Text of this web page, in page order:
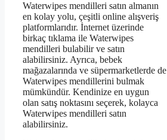
Waterwipes mendilleri satın almanın
en kolay yolu, çeşitli online alışveriş
platformlarıdır. İnternet üzerinde
birkaç tıklama ile Waterwipes
mendilleri bulabilir ve satın
alabilirsiniz. Ayrıca, bebek
mağazalarında ve süpermarketlerde de
Waterwipes mendillerini bulmak
mümkündür. Kendinize en uygun
olan satış noktasını seçerek, kolayca
Waterwipes mendilleri satın
alabilirsiniz.